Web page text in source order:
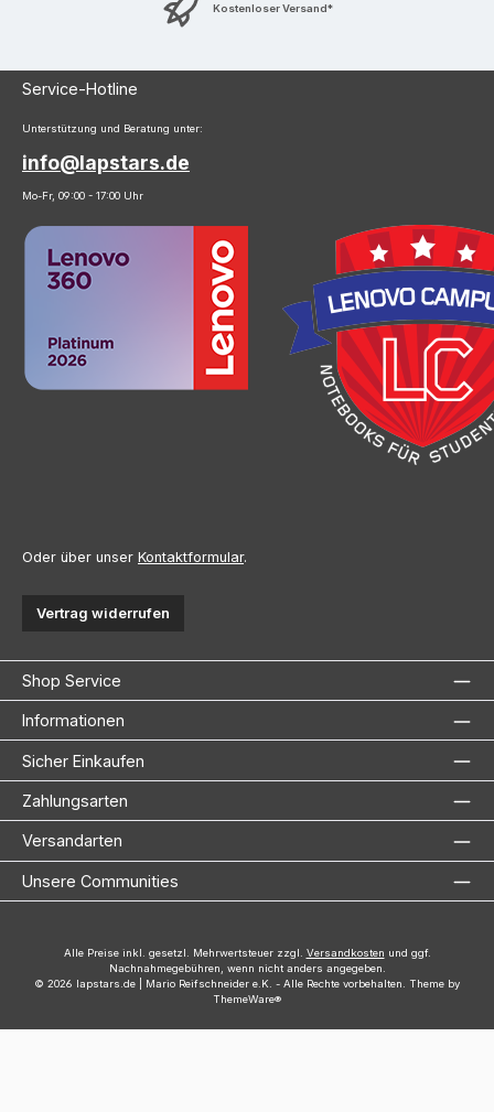
Kostenloser Versand*
Service-Hotline
Unterstützung und Beratung unter:
info@lapstars.de
Mo-Fr, 09:00 - 17:00 Uhr
Oder über unser Kontaktformular.
Vertrag widerrufen
Shop Service
Informationen
Sicher Einkaufen
Zahlungsarten
Versandarten
Unsere Communities
Alle Preise inkl. gesetzl. Mehrwertsteuer zzgl. Versandkosten und ggf.
Nachnahmegebühren, wenn nicht anders angegeben.
© 2026 lapstars.de | Mario Reifschneider e.K. - Alle Rechte vorbehalten. Theme by
ThemeWare®